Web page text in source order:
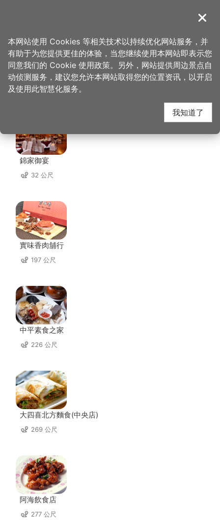
導覽
首页 > 想去的地方 > 住宿 > 米淇旅店
米淇旅店 周边店家
錦家御宴
32 公尺
實味香肉舖行
197 公尺
中平素食之家
226 公尺
大四喜北方麵食(中央店)
269 公尺
阿海飲食店
277 公尺
关闭
本网站使用 Cookies 等相关技术以持续优化网站服务，并
有助于为您提供更佳的体验，当您继续使用本网站即表示您
同意我们的 Cookie 使用政策。另外，网站提供周边景点自
动侦测服务，建议您允许本网站取得您的位置资讯，以开启
及使用此智慧化服务。
我知道了